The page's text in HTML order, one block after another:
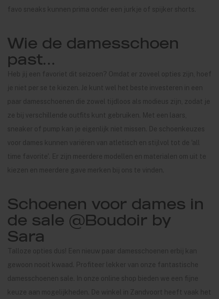
favo sneaks kunnen prima onder een jurkje of spijker shorts.
Wie de damesschoen
past…
Heb jij een favoriet dit seizoen? Omdat er zoveel opties zijn, hoef
je niet per se te kiezen. Je kunt wel het beste investeren in een
paar damesschoenen die zowel tijdloos als modieus zijn, zodat je
ze bij verschillende outfits kunt gebruiken. Met een laars,
sneaker of pump kan je eigenlijk niet missen. De schoenkeuzes
voor dames kunnen variëren van atletisch en stijlvol tot de 'all
time favorite'. Er zijn meerdere modellen en materialen om uit te
kiezen en meerdere gave merken bij ons te vinden.
Schoenen voor dames in
de sale @Boudoir by
Sara
Talloze opties dus! Een nieuw paar damesschoenen erbij kan
gewoon nooit kwaad. Profiteer lekker van onze fantastische
damesschoenen sale. In onze online shop bieden we een fijne
keuze aan mogelijkheden. De winkel in Zandvoort heeft vaak het